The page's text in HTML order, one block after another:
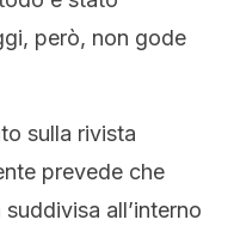
però, non gode
sulla rivista
prevede che
all’interno